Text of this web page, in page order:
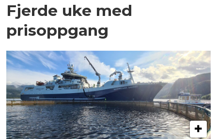
Fjerde uke med
prisoppgang